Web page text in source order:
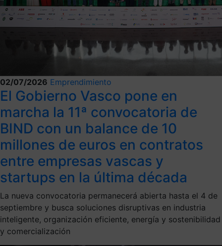
02/07/2026 Emprendimiento
El Gobierno Vasco pone en
marcha la 11ª convocatoria de
BIND con un balance de 10
millones de euros en contratos
entre empresas vascas y
startups en la última década
La nueva convocatoria permanecerá abierta hasta el 4 de
septiembre y busca soluciones disruptivas en industria
inteligente, organización eficiente, energía y sostenibilidad
y comercialización